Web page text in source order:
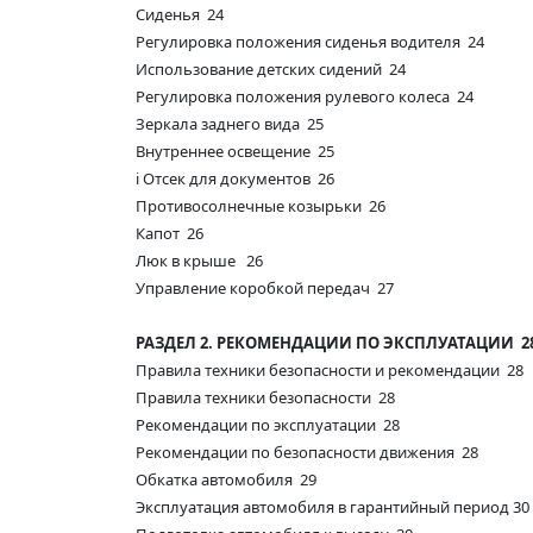
Сиденья 24
Регулировка положения сиденья водителя 24
Использование детских сидений 24
Регулировка положения рулевого колеса 24
Зеркала заднего вида 25
Внутреннее освещение 25
i Отсек для документов 26
Противосолнечные козырьки 26
Капот 26
Люк в крыше 26
Управление коробкой передач 27
РАЗДЕЛ 2. РЕКОМЕНДАЦИИ ПО ЭКСПЛУАТАЦИИ
Правила техники безопасности и рекомендации 28
Правила техники безопасности 28
Рекомендации по эксплуатации 28
Рекомендации по безопасности движения 28
Обкатка автомобиля 29
Эксплуатация автомобиля в гарантийный период 30